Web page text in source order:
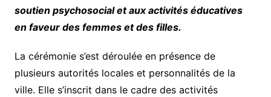
soutien psychosocial et aux activités éducatives
en faveur des femmes et des filles.
La cérémonie s’est déroulée en présence de
plusieurs autorités locales et personnalités de la
ville. Elle s’inscrit dans le cadre des activités